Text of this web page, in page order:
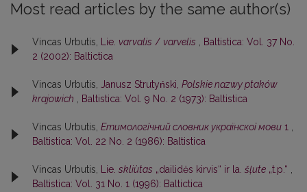
Most read articles by the same author(s)
Vincas Urbutis, Lie. varvalis / varvelis , Baltistica: Vol. 37 No.
2 (2002): Baltictica
Vincas Urbutis, Janusz Strutyński, Polskie nazwy ptaków
krajowich , Baltistica: Vol. 9 No. 2 (1973): Baltistica
Vincas Urbutis, Етимологічний словник українскої мови 1 ,
Baltistica: Vol. 22 No. 2 (1986): Baltistica
Vincas Urbutis, Lie. skliùtas „dailidės kirvis“ ir la. šļute „t.p.“ ,
Baltistica: Vol. 31 No. 1 (1996): Baltictica